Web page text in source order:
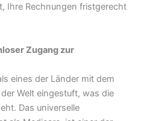
Ihre Rechnungen fristgerecht
Zugang zur
eines der Länder mit dem
Welt eingestuft, was die
Das universelle